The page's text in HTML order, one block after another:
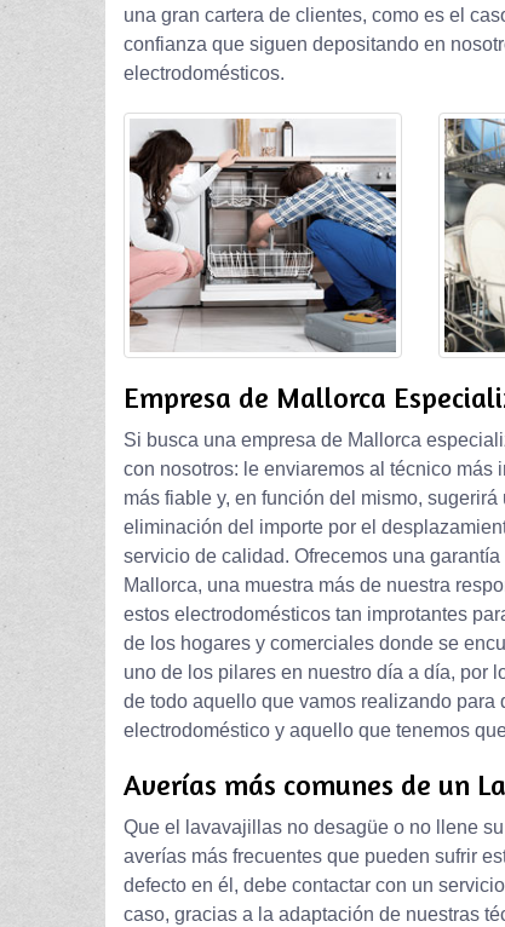
una gran cartera de clientes, como es el
confianza que siguen depositando en
electrodomésticos.
Empresa de Mallorca
Si busca una empresa de Mallorca
con nosotros: le enviaremos al técnico
más fiable y, en función del mismo,
eliminación del importe por el
servicio de calidad. Ofrecemos una
Mallorca, una muestra más de nuestra
estos electrodomésticos tan improtantes
de los hogares y comerciales donde se
uno de los pilares en nuestro día a día, por
de todo aquello que vamos realizando
electrodoméstico y aquello que tenemos
Averías más comunes de un
Que el lavavajillas no desagüe o no llene
averías más frecuentes que pueden sufrir
defecto en él, debe contactar con un
caso, gracias a la adaptación de nuestras